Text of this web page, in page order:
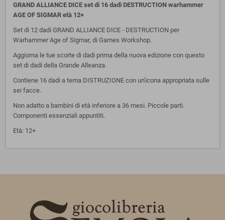
GRAND ALLIANCE DICE set di 16 dadi DESTRUCTION warhammer
AGE OF SIGMAR età 12+
Set di 12 dadi GRAND ALLIANCE DICE - DESTRUCTION per
Warhammer Age of Sigmar, di Games Workshop.
Aggiorna le tue scorte di dadi prima della nuova edizione con questo
set di dadi della Grande Alleanza.
Contiene 16 dadi a tema DISTRUZIONE con un'icona appropriata sulle
sei facce.
Non adatto a bambini di età inferiore a 36 mesi. Piccole parti.
Componenti essenziali appuntiti.
Età: 12+